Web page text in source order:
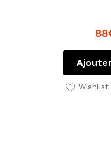
88
Wishlist